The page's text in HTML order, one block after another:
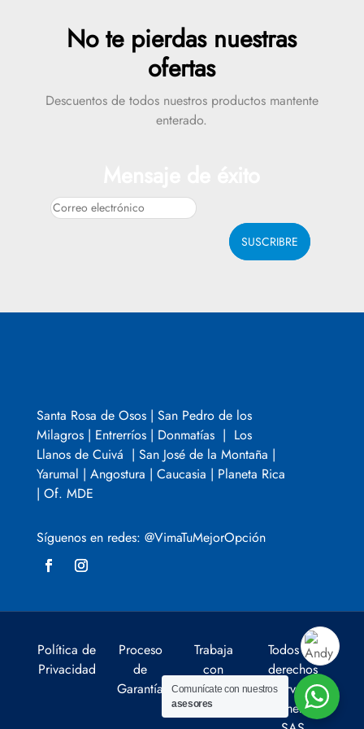
No te pierdas nuestras
ofertas
Descuentos de todos nuestros productos mantente
enterado.
SUSCRIBRE
Santa Rosa de Osos | San Pedro de los
Milagros | Entrerríos | Donmatías | Los
Llanos de Cuivá | San José de la Montaña |
Yarumal | Angostura | Caucasia | Planeta Rica
| Of. MDE
Síguenos en redes: @VimaTuMejorOpción
Política de
Privacidad
Proceso
de
Garantía
Trabaja
con
nosotros
Todos los
derechos
reservados
Comerloa
Comunícate con nuestros
asesores